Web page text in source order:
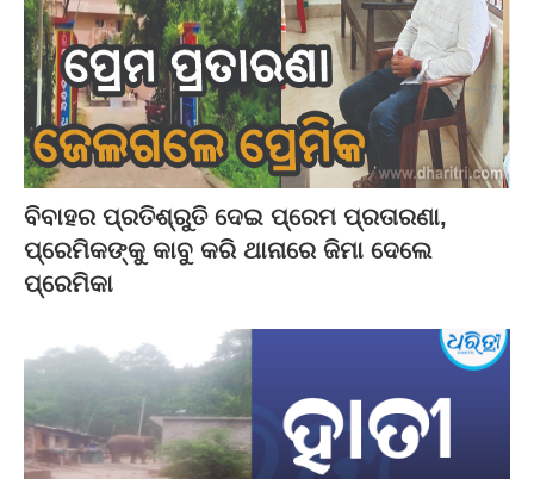
ବିବାହର ପ୍ରତିଶ୍ରୁତି ଦେଇ ପ୍ରେମ ପ୍ରତାରଣା,
ପ୍ରେମିକଙ୍କୁ କାବୁ କରି ଥାନାରେ ଜିମା ଦେଲେ
ପ୍ରେମିକା